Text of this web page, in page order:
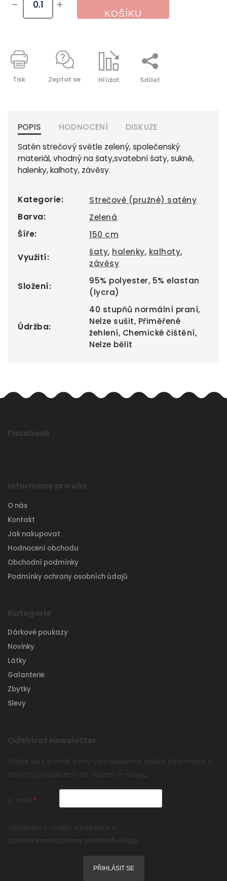
KOŠÍKU
Tisk Zeptat se Hlídat Sdílet
POPIS HODNOCENÍ
DISKUZE
Satén strečový světle zelený, společenský
materiál, vhodný na šaty,svatební šaty, sukně,
halenky, kalhoty, závěsy.
Kategorie:
Strečové (pružné) satény
Barva:
Zelená
Šíře: 150 cm
Využití:
šaty, halenky, kalhoty,
závěsy
Složení:
95% polyester, 5% elastan
(lycra)
Údržba:
40 stupňů normální praní,
Nelze sušit, Přiměřené
žehlení, Chemické čištění,
Nelze bělit
Facebook
Informace pro vás
O nás
Kontakt
Jak nakupovat
Hodnocení obchodu
Obchodní podmínky
Podmínky ochrany osobních údajů
Kategorie
Dárkové poukazy
Novinky
Látky
Galanterie
Zbytky
Slevy
Odebírat newsletter
Vložte svůj e-mail a my vám budeme zasílat informace o
nových produktech na našem e-shopu.
E-mail
Vložením e-mailu souhlasíte s
podmínkami ochrany osobních údajů
PŘIHLÁSIT SE